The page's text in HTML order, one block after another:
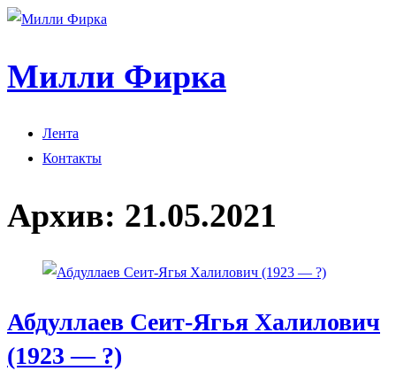
Милли Фирка
Лента
Контакты
Архив: 21.05.2021
Абдуллаев Сеит-Ягья Халилович
(1923 — ?)